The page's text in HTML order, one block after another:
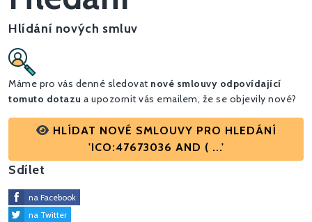
Hlídání nových smluv
Máme pro vás denné sledovat nové smlouvy odpovídající
tomuto dotazu a upozornit vás emailem, že se objevily nové?
HLÍDAT NOVÉ SMLOUVY PRO HLEDÁNÍ
'ICO:47673036 AND ( ...'
Sdílet
na Facebook
na Twitter